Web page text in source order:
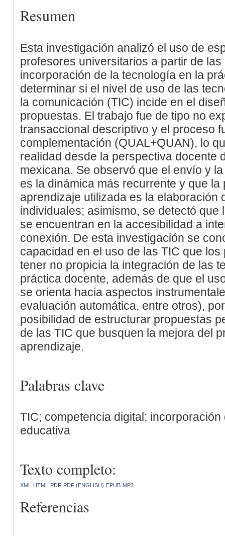
Resumen
Esta investigación analizó el uso de
profesores universitarios a partir de
incorporación de la tecnología en la
determinar si el nivel de uso de las
la comunicación (TIC) incide en el
propuestas. El trabajo fue de tipo no
transaccional descriptivo y el proceso
complementación (QUAL+QUAN), lo
realidad desde la perspectiva docente
mexicana. Se observó que el envío y
es la dinámica más recurrente y que
aprendizaje utilizada es la elaboración
individuales; asimismo, se detectó
se encuentran en la accesibilidad a
conexión. De esta investigación se
capacidad en el uso de las TIC que
tener no propicia la integración de las
práctica docente, además de que el
se orienta hacia aspectos
evaluación automática, entre otros),
posibilidad de estructurar propuestas
de las TIC que busquen la mejora del
aprendizaje.
Palabras clave
TIC; competencia digital;
educativa
Texto completo:
XML HTML PDF PDF (ENGLISH) EPUB MP3
Referencias